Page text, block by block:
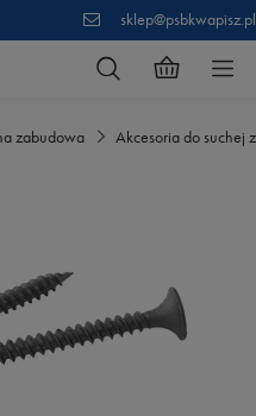
sklep@psbkwapisz.pl
zabudowa Akcesoria do suchej